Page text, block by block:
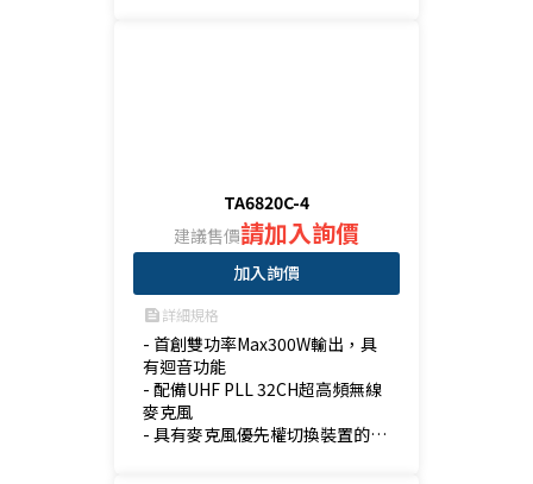
TA6820C-4
建議售價請加入詢價
加入詢價
feed詳細規格
- 首創雙功率Max300W輸出，具
有迴音功能
- 配備UHF PLL 32CH超高頻無線
麥克風
- 具有麥克風優先權切換裝置的設